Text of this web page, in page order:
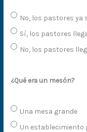
No, los pastores ya
Sí, los pastores
No, los pastores
¿Qué era un mesón?
Una mesa grande
Un establecimiento